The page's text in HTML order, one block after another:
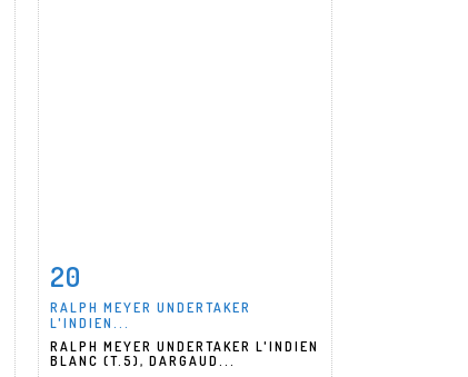
Fiche détaillée
20
RALPH MEYER UNDERTAKER
L'INDIEN...
RALPH MEYER UNDERTAKER L'INDIEN
BLANC (T.5), DARGAUD...